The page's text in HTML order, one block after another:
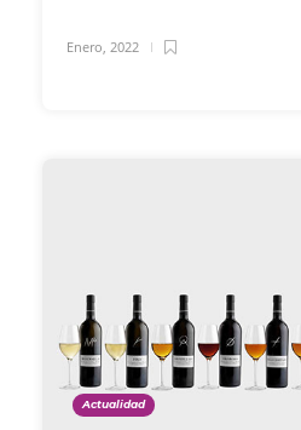
Enero, 2022
Actualidad